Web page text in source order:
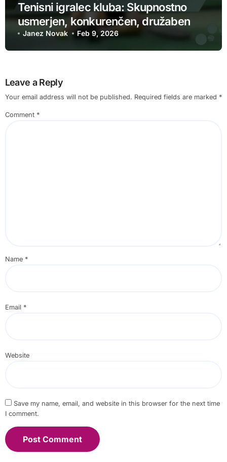
Tenisni igralec kluba: Skupnostno
usmerjen, konkurenčen, družaben
Janez Novak Feb 9, 2026
Leave a Reply
Your email address will not be published. Required fields are marked *
Comment *
Name *
Email *
Website
Save my name, email, and website in this browser for the next time
I comment.